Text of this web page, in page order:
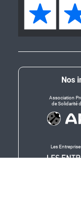
Nos
Association
de Solidarité
Les